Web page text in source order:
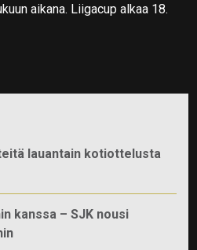
aikana. Liigacup alkaa 18.
lauantain kotiottelusta
kanssa – SJK nousi